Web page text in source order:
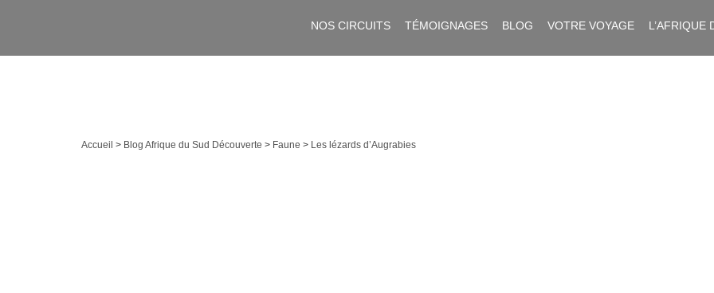
NOS CIRCUITS TÉMOIGNAGES BLOG VOTRE VOYAGE L’AFRIQUE
Accueil > Blog Afrique du Sud Découverte > Faune > Les lézards d’Augrabies